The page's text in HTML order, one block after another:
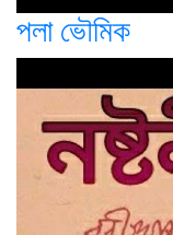
পলা ভৌমিক